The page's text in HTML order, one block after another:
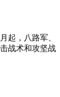
起，八路军、
战术和攻坚战